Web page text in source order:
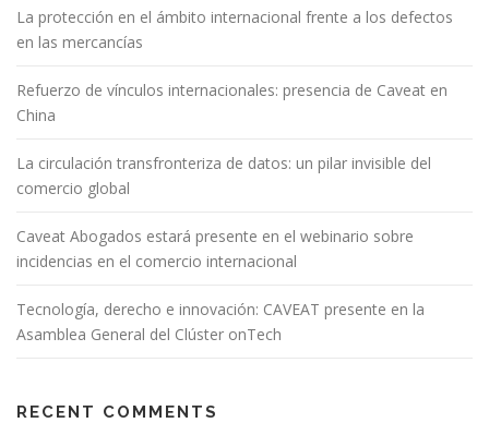
La protección en el ámbito internacional frente a los defectos
en las mercancías
Refuerzo de vínculos internacionales: presencia de Caveat en
China
La circulación transfronteriza de datos: un pilar invisible del
comercio global
Caveat Abogados estará presente en el webinario sobre
incidencias en el comercio internacional
Tecnología, derecho e innovación: CAVEAT presente en la
Asamblea General del Clúster onTech
RECENT COMMENTS